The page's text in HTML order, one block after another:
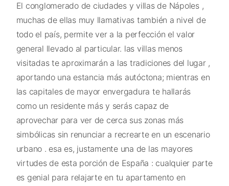
El conglomerado de ciudades y villas de Nápoles ,
muchas de ellas muy llamativas también a nivel de
todo el país, permite ver a la perfección el valor
general llevado al particular. las villas menos
visitadas te aproximarán a las tradiciones del lugar ,
aportando una estancia más autóctona; mientras en
las capitales de mayor envergadura te hallarás
como un residente más y serás capaz de
aprovechar para ver de cerca sus zonas más
simbólicas sin renunciar a recrearte en un escenario
urbano . esa es, justamente una de las mayores
virtudes de esta porción de España : cualquier parte
es genial para relajarte en tu apartamento en